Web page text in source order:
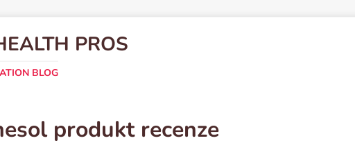
PROS
BLOG
produkt recenze